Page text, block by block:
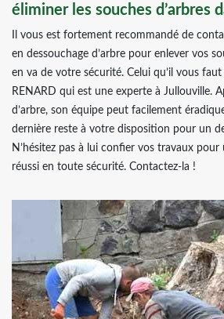
éliminer les souches d’arbres
Il vous est fortement recommandé de
en dessouchage d’arbre pour enlever vos
en va de votre sécurité. Celui qu’il vous
RENARD qui est une experte à Jullouville.
d’arbre, son équipe peut facilement
dernière reste à votre disposition pour un
N’hésitez pas à lui confier vos travaux pour
réussi en toute sécurité. Contactez-la !